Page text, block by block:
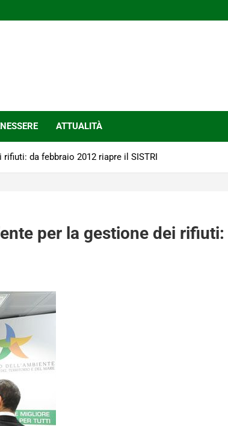
ATTUALITÀ
da febbraio 2012 riapre il SISTRI
per la gestione dei rifiuti: